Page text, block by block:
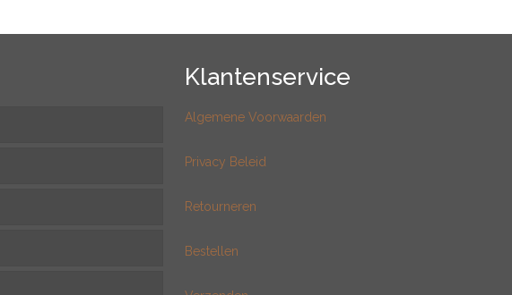
Klantenservice
Algemene Voorwaarden
Privacy Beleid
Retourneren
Bestellen